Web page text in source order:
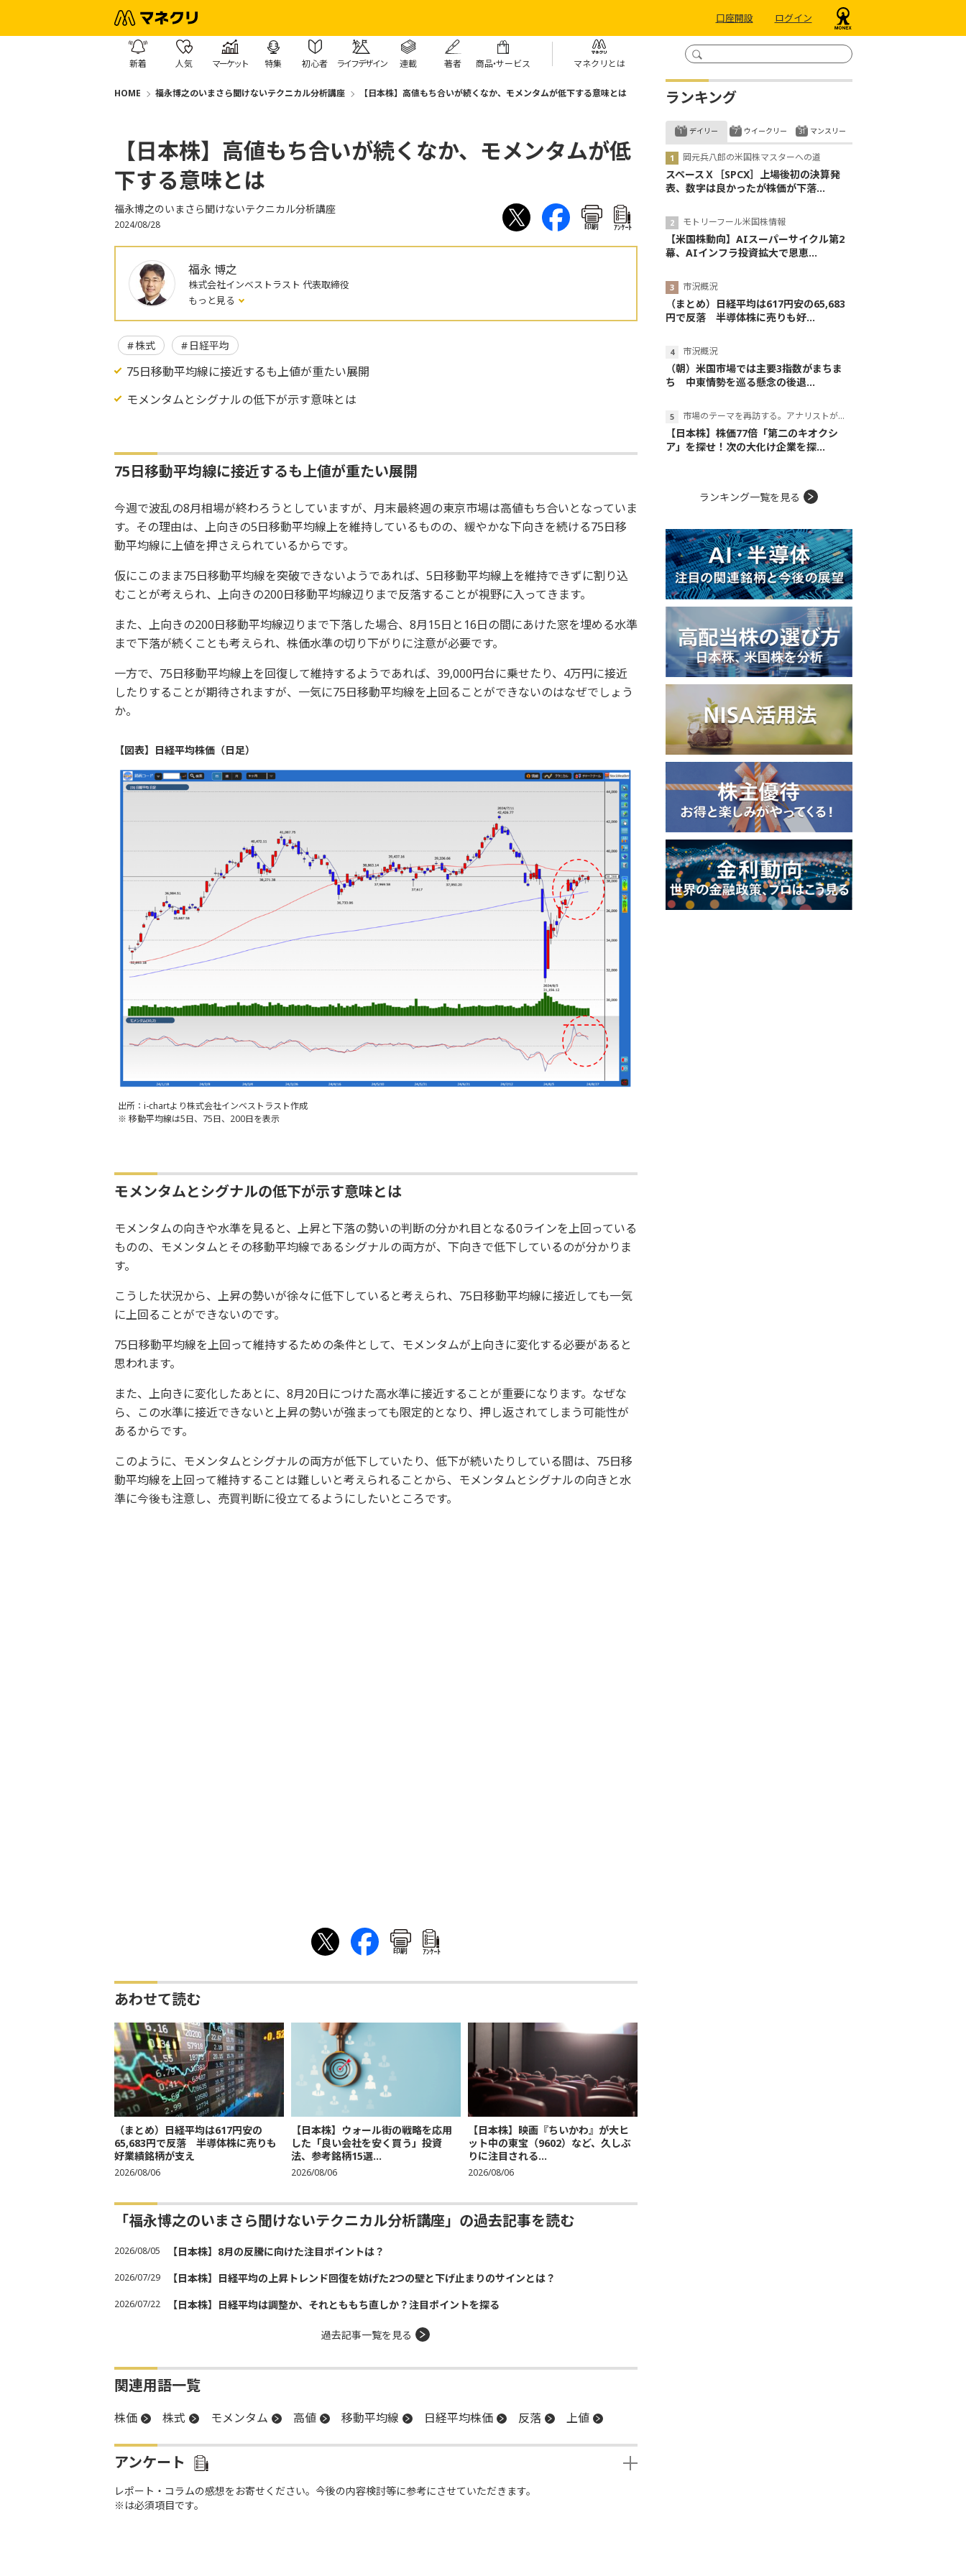
口座開設 ログイン
新着 人気 マーケット 特集 初心者 ライフデザイン 連載 著者 商品・サービス マネクリとは
HOME 福永博之のいまさら聞けないテクニカル分析講座 【日本株】高値もち合いが続くなか、モメンタムが低下する意味とは
【日本株】高値もち合いが続くなか、モメンタムが低
下する意味とは
福永博之のいまさら聞けないテクニカル分析講座
2024/08/28 印刷 ｱﾝｹｰﾄ
福永 博之
株式会社インベストラスト 代表取締役
もっと見る
株式 日経平均
75日移動平均線に接近するも上値が重たい展開
モメンタムとシグナルの低下が示す意味とは
75日移動平均線に接近するも上値が重たい展開
今週で波乱の8月相場が終わろうとしていますが、月末最終週の東京市場は高値もち合いとなっていま
す。その理由は、上向きの5日移動平均線上を維持しているものの、緩やかな下向きを続ける75日移
動平均線に上値を押さえられているからです。
仮にこのまま75日移動平均線を突破できないようであれば、5日移動平均線上を維持できずに割り込
むことが考えられ、上向きの200日移動平均線辺りまで反落することが視野に入ってきます。
また、上向きの200日移動平均線辺りまで下落した場合、8月15日と16日の間にあけた窓を埋める水準
まで下落が続くことも考えられ、株価水準の切り下がりに注意が必要です。
一方で、75日移動平均線上を回復して維持するようであれば、39,000円台に乗せたり、4万円に接近
したりすることが期待されますが、一気に75日移動平均線を上回ることができないのはなぜでしょう
か。
【図表】日経平均株価（日足）
出所：i-chartより株式会社インベストラスト作成
※ 移動平均線は5日、75日、200日を表示
モメンタムとシグナルの低下が示す意味とは
モメンタムの向きや水準を見ると、上昇と下落の勢いの判断の分かれ目となる0ラインを上回っている
ものの、モメンタムとその移動平均線であるシグナルの両方が、下向きで低下しているのが分かりま
す。
こうした状況から、上昇の勢いが徐々に低下していると考えられ、75日移動平均線に接近しても一気
に上回ることができないのです。
75日移動平均線を上回って維持するための条件として、モメンタムが上向きに変化する必要があると
思われます。
また、上向きに変化したあとに、8月20日につけた高水準に接近することが重要になります。なぜな
ら、この水準に接近できないと上昇の勢いが強まっても限定的となり、押し返されてしまう可能性が
あるからです。
このように、モメンタムとシグナルの両方が低下していたり、低下が続いたりしている間は、75日移
動平均線を上回って維持することは難しいと考えられることから、モメンタムとシグナルの向きと水
準に今後も注意し、売買判断に役立てるようにしたいところです。
印刷 ｱﾝｹｰﾄ
あわせて読む
（まとめ）日経平均は617円安の
65,683円で反落 半導体株に売りも
好業績銘柄が支え
2026/08/06
【日本株】ウォール街の戦略を応用
した「良い会社を安く買う」投資
法、参考銘柄15選...
2026/08/06
【日本株】映画『ちいかわ』が大ヒ
ット中の東宝（9602）など、久しぶ
りに注目される...
2026/08/06
「福永博之のいまさら聞けないテクニカル分析講座」の過去記事を読む
2026/08/05 【日本株】8月の反騰に向けた注目ポイントは？
2026/07/29 【日本株】日経平均の上昇トレンド回復を妨げた2つの壁と下げ止まりのサインとは？
2026/07/22 【日本株】日経平均は調整か、それとももち直しか？注目ポイントを探る
過去記事一覧を見る
関連用語一覧
株価 株式 モメンタム 高値 移動平均線 日経平均株価 反落 上値
アンケート
レポート・コラムの感想をお寄せください。今後の内容検討等に参考にさせていただきます。
※は必須項目です。
ランキング
デイリー
岡元兵八郎の米国株マスターへの道
スペースＸ［SPCX］上場後初の決算発
表、数字は良かったが株価が下落...
モトリーフール米国株情報
【米国株動向】AIスーパーサイクル第2
幕、AIインフラ投資拡大で恩恵...
市況概況
（まとめ）日経平均は617円安の65,683
円で反落 半導体株に売りも好...
市況概況
（朝）米国市場では主要3指数がまちま
ち 中東情勢を巡る懸念の後退...
市場のテーマを再訪する。アナリストが読み解くテーマの本質
【日本株】株価77倍「第二のキオクシ
ア」を探せ！次の大化け企業を探...
ウイークリー マンスリー
ランキング一覧を見る